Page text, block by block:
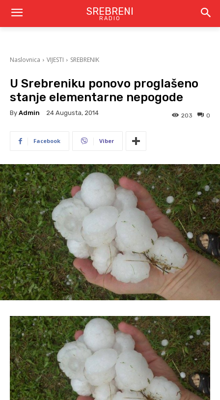
SREBRENI
RADIO
Naslovnica VIJESTI SREBRENIK
U Srebreniku ponovo proglašeno
stanje elementarne nepogode
By Admin 24 Augusta, 2014 0
203
Facebook Viber